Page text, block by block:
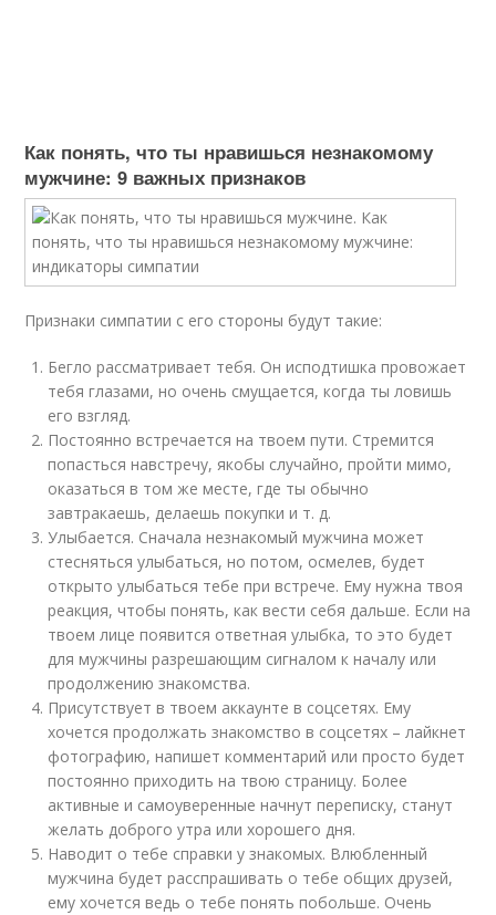
Как понять, что ты нравишься незнакомому
мужчине: 9 важных признаков
Признаки симпатии с его стороны будут такие:
Бегло рассматривает тебя. Он исподтишка провожает
тебя глазами, но очень смущается, когда ты ловишь
его взгляд.
Постоянно встречается на твоем пути. Стремится
попасться навстречу, якобы случайно, пройти мимо,
оказаться в том же месте, где ты обычно
завтракаешь, делаешь покупки и т. д.
Улыбается. Сначала незнакомый мужчина может
стесняться улыбаться, но потом, осмелев, будет
открыто улыбаться тебе при встрече. Ему нужна твоя
реакция, чтобы понять, как вести себя дальше. Если на
твоем лице появится ответная улыбка, то это будет
для мужчины разрешающим сигналом к началу или
продолжению знакомства.
Присутствует в твоем аккаунте в соцсетях. Ему
хочется продолжать знакомство в соцсетях – лайкнет
фотографию, напишет комментарий или просто будет
постоянно приходить на твою страницу. Более
активные и самоуверенные начнут переписку, станут
желать доброго утра или хорошего дня.
Наводит о тебе справки у знакомых. Влюбленный
мужчина будет расспрашивать о тебе общих друзей,
ему хочется ведь о тебе понять побольше. Очень